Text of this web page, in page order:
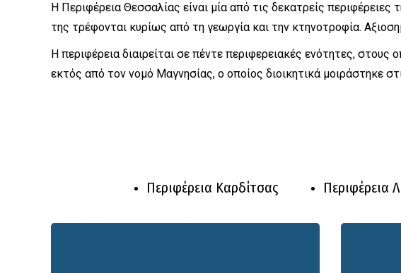
Η Περιφέρεια Θεσσαλίας είναι μία από τις δεκατρείς
της τρέφονται κυρίως από τη γεωργία και την κτηνοτροφία.
Η περιφέρεια διαιρείται σε πέντε περιφερειακές ενότητες,
εκτός από τον νομό Μαγνησίας, ο οποίος διοικητικά μοιράστηκε
Περιφέρεια Καρδίτσας Περιφέρεια